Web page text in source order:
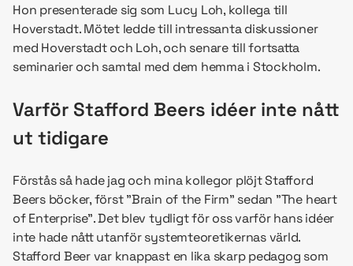
Hon presenterade sig som Lucy Loh, kollega till
Hoverstadt. Mötet ledde till intressanta diskussioner
med Hoverstadt och Loh, och senare till fortsatta
seminarier och samtal med dem hemma i Stockholm.
Varför Stafford Beers idéer inte nått
ut tidigare
Förstås så hade jag och mina kollegor plöjt Stafford
Beers böcker, först ”Brain of the Firm” sedan ”The heart
of Enterprise”. Det blev tydligt för oss varför hans idéer
inte hade nått utanför systemteoretikernas värld.
Stafford Beer var knappast en lika skarp pedagog som